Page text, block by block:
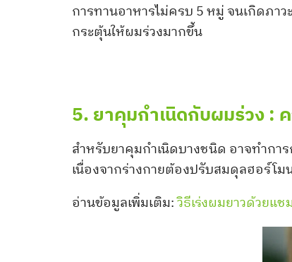
การทานอาหารไม่ครบ 5 หมู่ จนเกิดภา
กระตุ้นให้ผมร่วงมากขึ้น
5. ยาคุมกำเนิดกับผมร่วง :
สำหรับยาคุมกำเนิดบางชนิด อาจทำกา
เนื่องจากร่างกายต้องปรับสมดุลฮอร์โม
อ่านข้อมูลเพิ่มเติม:วิธีเร่งผมยาวด้วยแ